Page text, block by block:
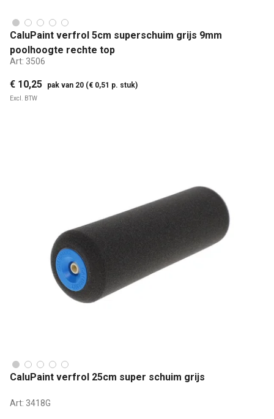
CaluPaint verfrol 5cm superschuim grijs 9mm
poolhoogte rechte top
Art: 3506
€ 10,25 pak van 20 (€ 0,51 p. stuk)
Excl. BTW
CaluPaint verfrol 25cm super schuim grijs
Art: 3418G